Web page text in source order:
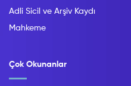
Adli Sicil ve Arşiv Kaydı
Mahkeme
Çok Okunanlar